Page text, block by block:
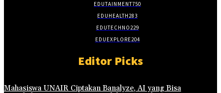
EDUTAINMENT750
EDUHEALTH283
EDUTECHNO229
EDUEXPLORE204
Editor Picks
Mahasiswa UNAIR Ciptakan Banalyze, AI yang Bisa